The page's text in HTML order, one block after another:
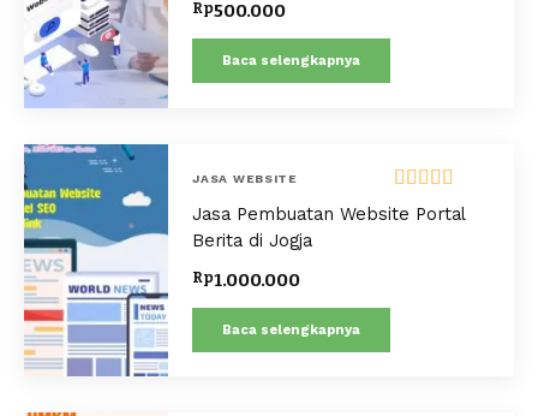
Rp500.000
Baca selengkapnya
JASA WEBSITE
Dinilai5.00
dari 5
Jasa Pembuatan Website Portal
Berita di Jogja
Rp1.000.000
Baca selengkapnya